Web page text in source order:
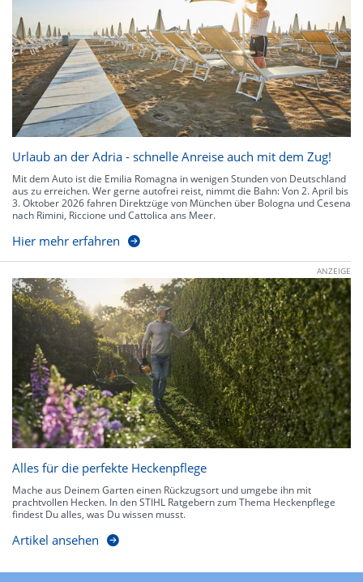
Urlaub an der Adria - schnelle Anreise auch mit dem Zug!
Mit dem Auto ist die Emilia Romagna in wenigen Stunden von Deutschland
aus zu erreichen. Wer gerne autofrei reist, nimmt die Bahn: Von 2. April bis
3. Oktober 2026 fahren Direktzüge von München über Bologna und Cesena
nach Rimini, Riccione und Cattolica ans Meer.
Hier mehr erfahren
ANZEIGE
Alles für die perfekte Heckenpflege
Mache aus Deinem Garten einen Rückzugsort und umgebe ihn mit
prachtvollen Hecken. In den STIHL Ratgebern zum Thema Heckenpflege
findest Du alles, was Du wissen musst.
Artikel ansehen